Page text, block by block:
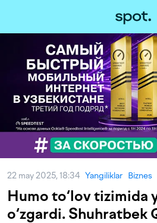
22 may 2025, 18:34 Yangiliklar Biznes
Humo to‘lov tizimida
o‘zgardi. Shuhratbek